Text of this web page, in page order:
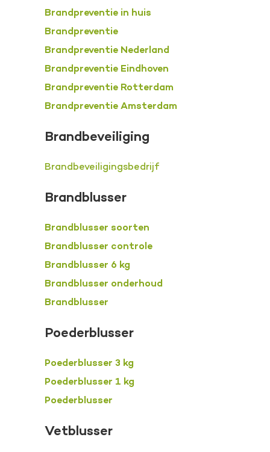
Brandpreventie in huis
Brandpreventie
Brandpreventie Nederland
Brandpreventie Eindhoven
Brandpreventie Rotterdam
Brandpreventie Amsterdam
Brandbeveiliging
Brandbeveiligingsbedrijf
Brandblusser
Brandblusser soorten
Brandblusser controle
Brandblusser 6 kg
Brandblusser onderhoud
Brandblusser
Poederblusser
Poederblusser 3 kg
Poederblusser 1 kg
Poederblusser
Vetblusser